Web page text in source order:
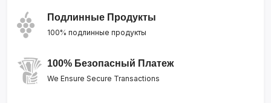
Подлинные Продукты
100% подлинные продукты
100% Безопасный Платеж
We Ensure Secure Transactions